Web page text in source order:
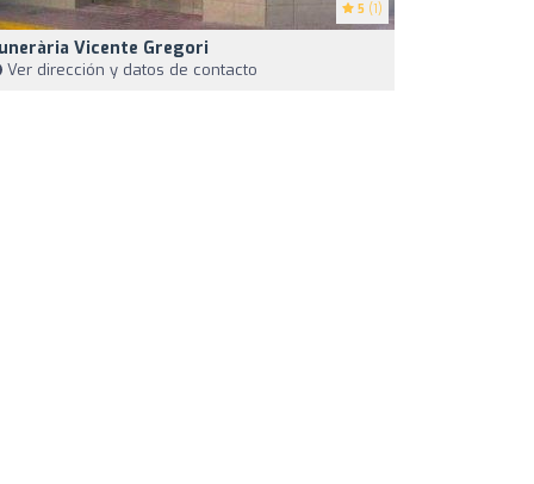
5 (1)
Vicente Gregori
Ver dirección y datos de contacto